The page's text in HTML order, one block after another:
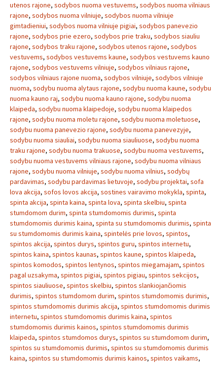
utenos rajone, sodybos nuoma vestuvems, sodybos nuoma vilniaus
rajone, sodybos nuoma vilniuje, sodybos nuoma vilniuje
gimtadieniui, sodybos nuoma vilniuje pigiai, sodybos panevezio
rajone, sodybos prie ezero, sodybos prie traku, sodybos siauliu
rajone, sodybos traku rajone, sodybos utenos rajone, sodybos
vestuvems, sodybos vestuvems kaune, sodybos vestuvems kauno
rajone, sodybos vestuvems vilniuje, sodybos vilniaus rajone,
sodybos vilniaus rajone nuoma, sodybos vilniuje, sodybos vilniuje
nuoma, sodybu nuoma alytaus rajone, sodybu nuoma kaune, sodybu
nuoma kauno raj, sodybu nuoma kauno rajone, sodybu nuoma
klaipeda, sodybu nuoma klaipedoje, sodybu nuoma klaipedos
rajone, sodybu nuoma moletu rajone, sodybu nuoma moletuose,
sodybu nuoma panevezio rajone, sodybu nuoma panevezyje,
sodybu nuoma siauliai, sodybu nuoma siauliuose, sodybu nuoma
traku rajone, sodybu nuoma trakuose, sodybu nuoma vestuvems,
sodybu nuoma vestuvems vilniaus rajone, sodybu nuoma vilniaus
rajone, sodybu nuoma vilniuje, sodybu nuoma vilnius, sodybų
pardavimas, sodybu pardavimas lietuvoje, sodybu projektai, sofa
lova akcija, sofos lovos akcija, sostines vairavimo mokykla, spinta,
spinta akcija, spinta kaina, spinta lova, spinta skelbiu, spinta
stumdomom durim, spinta stumdomomis durimis, spinta
stumdomomis durimis kaina, spinta su stumdomomis durimis, spinta
su stumdomomis durimis kaina, spintelės prie lovos, spintos,
spintos akcija, spintos durys, spintos guru, spintos internetu,
spintos kaina, spintos kaunas, spintos kaune, spintos klaipeda,
spintos komodos, spintos lentynos, spintos miegamajam, spintos
pagal uzsakyma, spintos pigiai, spintos pigiau, spintos sekcijos,
spintos siauliuose, spintos skelbiu, spintos slankiojančiomis
durimis, spintos stumdomom durim, spintos stumdomomis durimis,
spintos stumdomomis durimis akcija, spintos stumdomomis durimis
internetu, spintos stumdomomis durimis kaina, spintos
stumdomomis durimis kainos, spintos stumdomomis durimis
klaipeda, spintos stumdomos durys, spintos su stumdomom durim,
spintos su stumdomomis durimis, spintos su stumdomomis durimis
kaina, spintos su stumdomomis durimis kainos, spintos vaikams,